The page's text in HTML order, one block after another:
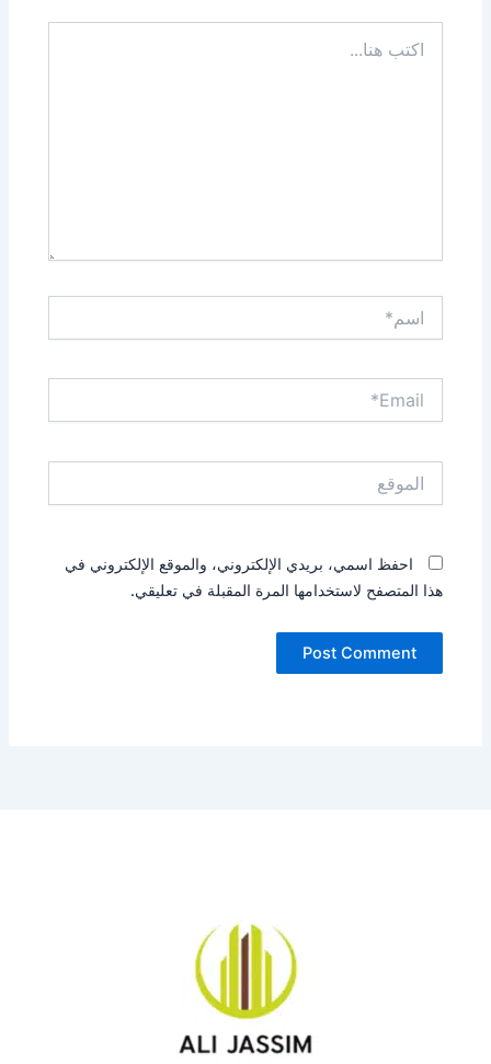
هنا...
احفظ اسمي، بريدي الإلكتروني، والموقع الإلكتروني في
هذا المتصفح لاستخدامها المرة المقبلة في تعليقي.